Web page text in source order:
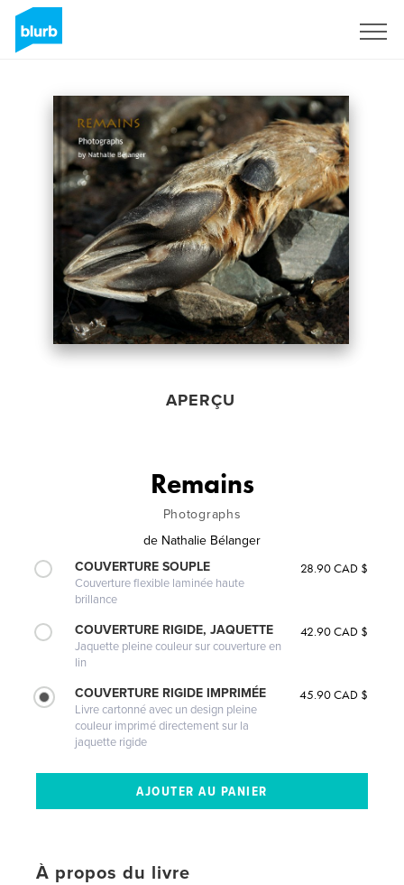
APERÇU
Remains
Photographs
de Nathalie Bélanger
COUVERTURE SOUPLE
Couverture flexible laminée haute
brillance
28.90 CAD $
COUVERTURE RIGIDE, JAQUETTE
Jaquette pleine couleur sur couverture en
lin
42.90 CAD $
COUVERTURE RIGIDE IMPRIMÉE
Livre cartonné avec un design pleine
couleur imprimé directement sur la
jaquette rigide
45.90 CAD $
À propos du livre